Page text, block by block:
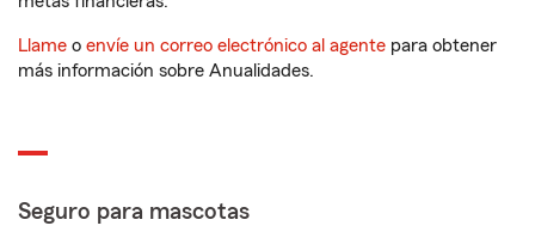
Llame o envíe un correo electrónico al agente para obtener
más información sobre Anualidades.
Seguro para mascotas